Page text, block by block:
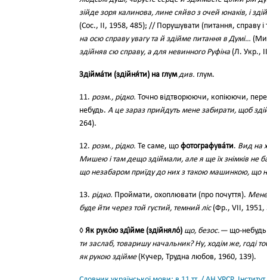
зійде зоря калинова, лине сяйво з очей юнаків, і
(Сос., II, 1958, 485); // Порушувати (питання, справу і
на осю справу увагу та й здійме питання в Думі…
здійняв сю справу, а для невинного Руфіна (Л. Укр.,
Здійма́ти (здійня́ти) на глум див. глум.
11. розм., рідко. Точно відтворюючи, копіюючи,
небудь. А це зараз прийдуть мене забирати, щоб
264).
12. розм., рідко. Те саме, що фотографува́ти. Вид на
Мишею і там дещо здіймали, але я ще їх знімків не
що незабаром приїду до них з такою машинкою, що
13. рідко. Проймати, охоплювати (про почуття). Мене
буде йти через той густий, темний ліс(Фр., VII, 1951,
◊ Як руко́ю зді́йме (здійняло́) що, безос.— що-
ти заслаб, товаришу начальник? Ну, ходім же, годі
як рукою здійме(Кучер, Трудна любов, 1960, 139).